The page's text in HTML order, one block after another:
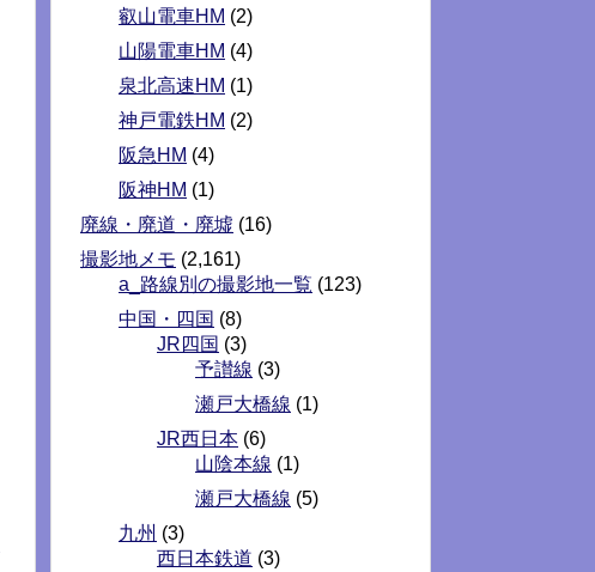
叡山電車HM (2)
山陽電車HM (4)
泉北高速HM (1)
神戸電鉄HM (2)
阪急HM (4)
阪神HM (1)
廃線・廃道・廃墟 (16)
撮影地メモ (2,161)
a_路線別の撮影地一覧 (123)
中国・四国 (8)
JR四国 (3)
予讃線 (3)
瀬戸大橋線 (1)
JR西日本 (6)
山陰本線 (1)
瀬戸大橋線 (5)
九州 (3)
西日本鉄道 (3)